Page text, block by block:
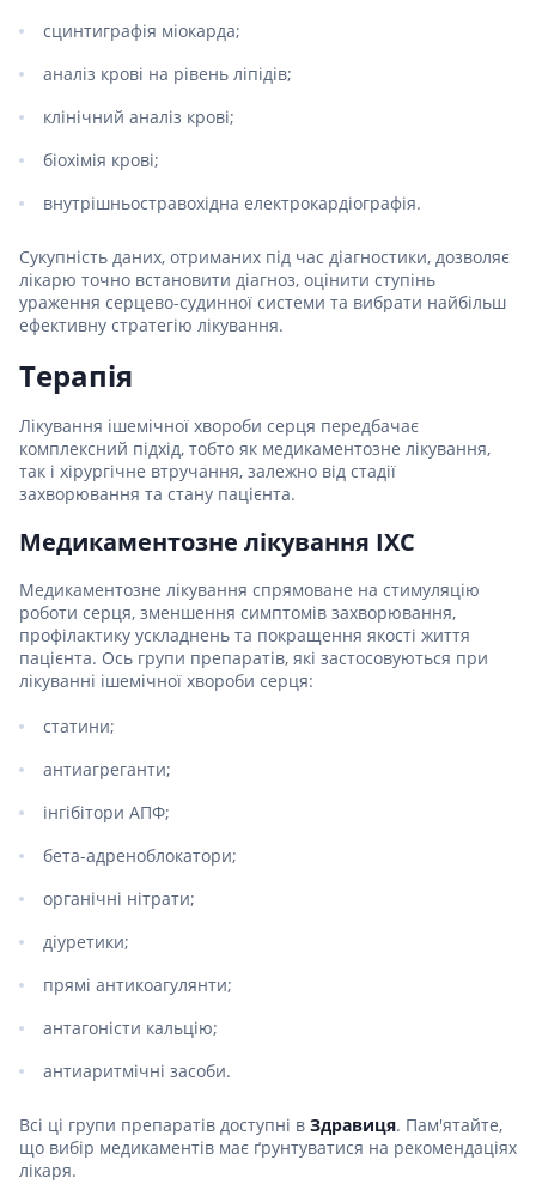
сцинтиграфія міокарда;
аналіз крові на рівень ліпідів;
клінічний аналіз крові;
біохімія крові;
внутрішньостравохідна електрокардіографія.
Сукупність даних, отриманих під час діагностики, дозволяє
лікарю точно встановити діагноз, оцінити ступінь
ураження серцево-судинної системи та вибрати найбільш
ефективну стратегію лікування.
Терапія
Лікування ішемічної хвороби серця передбачає
комплексний підхід, тобто як медикаментозне лікування,
так і хірургічне втручання, залежно від стадії
захворювання та стану пацієнта.
Медикаментозне лікування ІХС
Медикаментозне лікування спрямоване на стимуляцію
роботи серця, зменшення симптомів захворювання,
профілактику ускладнень та покращення якості життя
пацієнта. Ось групи препаратів, які застосовуються при
лікуванні ішемічної хвороби серця:
статини;
антиагреганти;
інгібітори АПФ;
бета-адреноблокатори;
органічні нітрати;
діуретики;
прямі антикоагулянти;
антагоністи кальцію;
антиаритмічні засоби.
Всі ці групи препаратів доступні в Здравиця. Пам'ятайте,
що вибір медикаментів має ґрунтуватися на рекомендаціях
лікаря.